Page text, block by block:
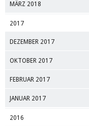
MÄRZ 2018
2017
DEZEMBER 2017
OKTOBER 2017
FEBRUAR 2017
JANUAR 2017
2016